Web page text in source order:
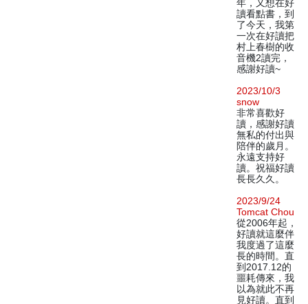
年，又想在好
讀看點書，到
了今天，我第
一次在好讀把
村上春樹的收
音機2讀完，
感謝好讀~
2023/10/3
snow
非常喜歡好
讀，感謝好讀
無私的付出與
陪伴的歲月。
永遠支持好
讀。祝福好讀
長長久久。
2023/9/24
Tomcat Chou
從2006年起，
好讀就這麼伴
我度過了這麼
長的時間。直
到2017.12的
噩耗傳來，我
以為就此不再
見好讀。直到